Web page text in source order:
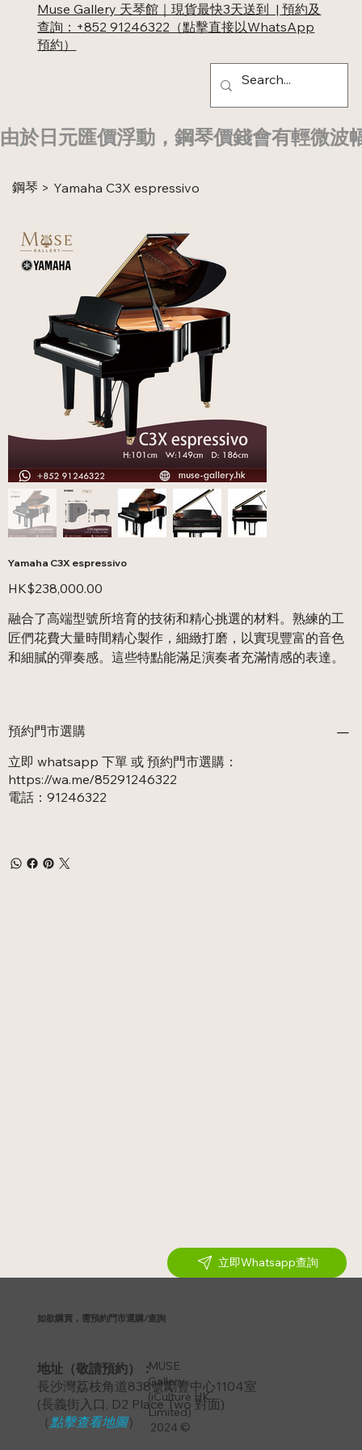
Muse Gallery 天琴館｜現貨最快3天送到 | 預約及
查詢：+852 91246322（點擊直接以WhatsApp
預約）
由於日元匯價浮動，鋼琴價錢會有輕微波
鋼琴 > Yamaha C3X espressivo
Yamaha C3X espressivo
價
格
HK$238,000.00
融合了高端型號所培育的技術和精心挑選的材料。熟練的工
匠們花費大量時間精心製作，細緻打磨，以實現豐富的音色
和細膩的彈奏感。這些特點能滿足演奏者充滿情感的表達。
預約門市選購
立即 whatsapp 下單 或 預約門市選購：
https://wa.me/85291246322
電話：91246322
立即Whatsapp查詢
MUSE
Gallery
(iCulture HK
Limited)
2024 ©
如欲購買，需預約門市選購/查詢
地址（敬請預約）：
長沙灣荔枝角道838號勵豐中心1104室
​(長義街入口, D2 Place Two 對面)
（ 點擊查看地圖）